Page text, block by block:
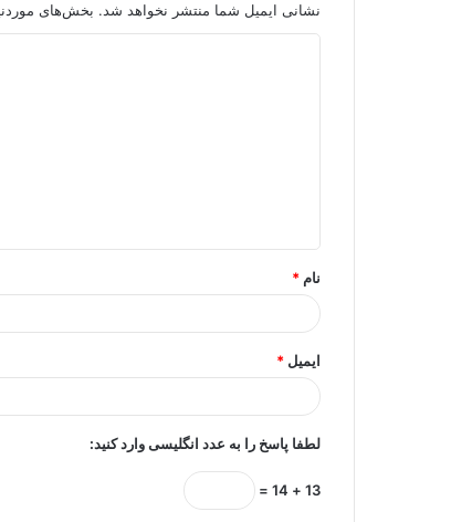
نشانی ایمیل شما منتشر نخواهد شد. بخش‌های
*
نام *
ایمیل *
لطفا پاسخ را به عدد انگلیسی وارد کنید:
13 + 14 =